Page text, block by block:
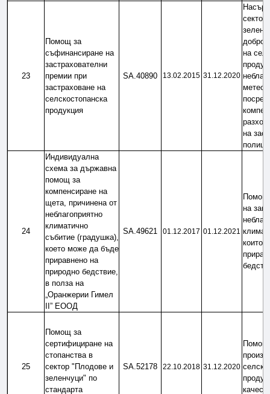
23
Помощ за
съфинансиране на
застрахователни
премии при
застраховане на
селскостопанска
продукция
SA.40890 13.02.2015 31.12.2020
сектор
на
на
24
Индивидуална
схема за държавна
помощ за
компенсиране на
щета, причинена от
неблагоприятно
климатично
събитие (градушка),
което може да бъде
приравнено на
природно бедствие,
в полза на
„Оранжерии Гимел
ІІ” ЕООД
SA.49621 01.12.2017 01.12.2021
Помощ
на
които
25
Помощ за
сертифициране на
стопанства в
сектор "Плодове и
зеленчуци" по
стандарта
SA.52178 22.10.2018 31.12.2020
Помощ